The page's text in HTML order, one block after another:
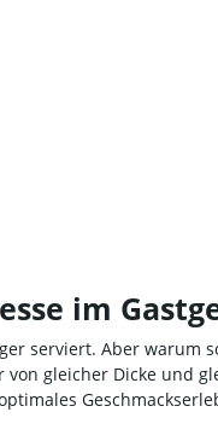
im
serviert. Aber warum
gleicher Dicke und